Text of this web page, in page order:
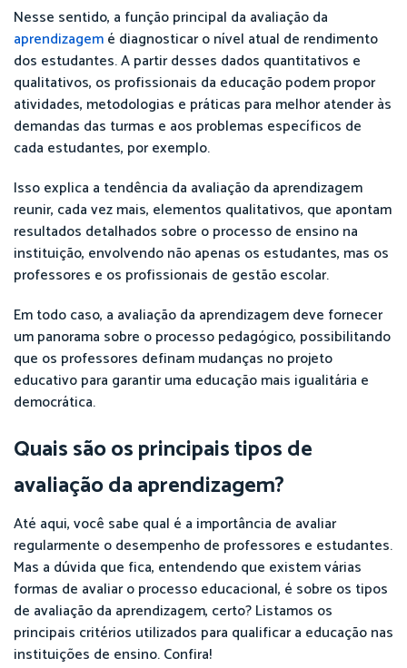
Nesse sentido, a função principal da avaliação da
aprendizagemé diagnosticar o nível atual de rendimento
dos estudantes. A partir desses dados quantitativos e
qualitativos, os profissionais da educação podem propor
atividades, metodologias e práticas para melhor atender às
demandas das turmas e aos problemas específicos de
cada estudantes, por exemplo.
Isso explica a tendência da avaliação da aprendizagem
reunir, cada vez mais, elementos qualitativos, que apontam
resultados detalhados sobre o processo de ensino na
instituição, envolvendo não apenas os estudantes, mas os
professores e os profissionais de gestão escolar.
Em todo caso, a avaliação da aprendizagem deve fornecer
um panorama sobre o processo pedagógico, possibilitando
que os professores definam mudanças no projeto
educativo para garantir uma educação mais igualitária e
democrática.
Quais são os principais tipos de
avaliação da aprendizagem?
Até aqui, você sabe qual é a importância de avaliar
regularmente o desempenho de professores e estudantes.
Mas a dúvida que fica, entendendo que existem várias
formas de avaliar o processo educacional, é sobre os tipos
de avaliação da aprendizagem, certo? Listamos os
principais critérios utilizados para qualificar a educação nas
instituições de ensino. Confira!